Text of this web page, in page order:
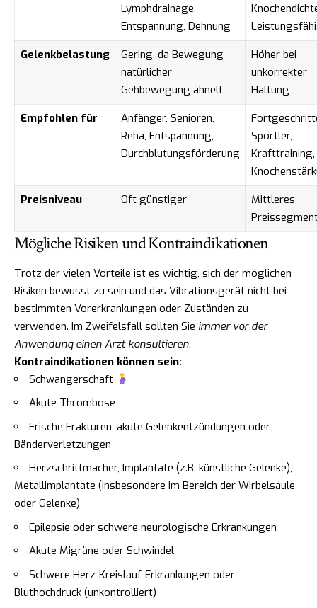
Lymphdrainage,
Entspannung, Dehnung
Gelenkbelastung
Gering, da Bewegung
natürlicher
Gehbewegung ähnelt
Höher bei
unkorrekter
Haltung
Empfohlen für
Anfänger, Senioren,
Reha, Entspannung,
Durchblutungsförderung
Sportler,
Krafttraining,
Preisniveau
Oft günstiger
Mittleres
Mögliche Risiken und Kontraindikationen
Trotz der vielen Vorteile ist es wichtig, sich der möglichen
Risiken bewusst zu sein und das Vibrationsgerät nicht bei
bestimmten Vorerkrankungen oder Zuständen zu
verwenden. Im Zweifelsfall sollten Sie immer vor der
Anwendung einen Arzt konsultieren.
Kontraindikationen können sein:
Schwangerschaft
Akute Thrombose
Frische Frakturen, akute Gelenkentzündungen oder
Bänderverletzungen
Herzschrittmacher, Implantate (z.B. künstliche Gelenke),
Metallimplantate (insbesondere im Bereich der Wirbelsäule
oder Gelenke)
Epilepsie oder schwere neurologische Erkrankungen
Akute Migräne oder Schwindel
Schwere Herz-Kreislauf-Erkrankungen oder
Bluthochdruck (unkontrolliert)